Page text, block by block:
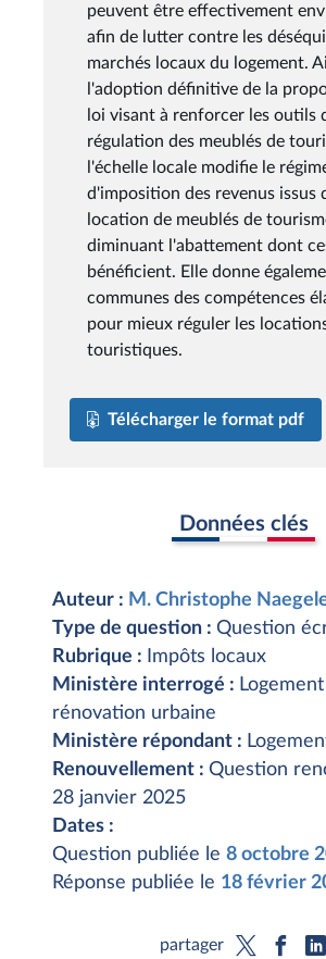
peuvent être effectivement
afin de lutter contre les
marchés locaux du logement.
l'adoption définitive de la
loi visant à renforcer les outils
régulation des meublés de
l'échelle locale modifie le
d'imposition des revenus issus
location de meublés de
diminuant l'abattement dont
bénéficient. Elle donne
communes des compétences
pour mieux réguler les
touristiques.
Télécharger le format pdf
Données clés
Auteur : M. Christophe
Type de question : Question
Rubrique :
Impôts locaux
Ministère interrogé :
rénovation urbaine
Ministère répondant :
Renouvellement : Question
28 janvier 2025
Dates :
Question publiée le 8 octobre
Réponse publiée le 18 février
partager